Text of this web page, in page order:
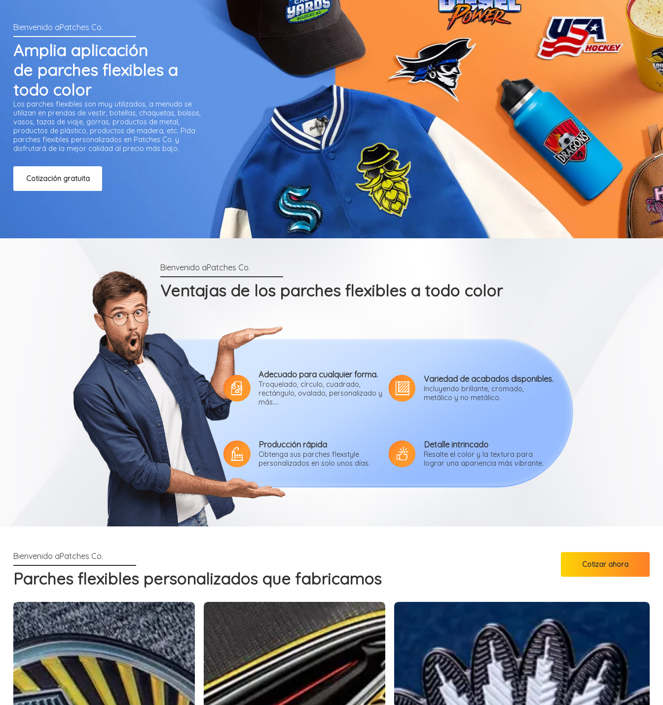
Amplia aplicación
de parches flexibles a
todo color
Los parches flexibles son muy utilizados, a menudo se
utilizan en prendas de vestir, botellas, chaquetas, bolsos,
vasos, tazas de viaje, gorras, productos de metal,
productos de plástico, productos de madera, etc. Pida
parches flexibles personalizados en Patches Co. y
disfrutará de la mejor calidad al precio más bajo.
Cotización gratuita
Ventajas de los parches flexibles a todo color
Adecuado para cualquier forma.
Troquelado, círculo, cuadrado,
rectángulo, ovalado, personalizado y
más....
Variedad de acabados disponibles.
Incluyendo brillante, cromado,
metálico y no metálico.
Producción rápida
Obtenga sus parches flexstyle
personalizados en solo unos días.
Detalle intrincado
Resalte el color y la textura para
lograr una apariencia más vibrante.
Parches flexibles personalizados que fabricamos
Cotizar ahora